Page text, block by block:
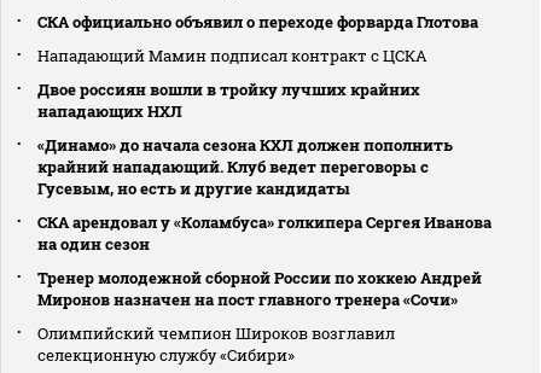
СКА официально объявил о переходе форварда Глотова
Нападающий Мамин подписал контракт с ЦСКА
Двое россиян вошли в тройку лучших крайних
нападающих НХЛ
«Динамо» до начала сезона КХЛ должен пополнить
крайний нападающий. Клуб ведет переговоры с
Гусевым, но есть и другие кандидаты
СКА арендовал у «Коламбуса» голкипера Сергея Иванова
на один сезон
Тренер молодежной сборной России по хоккею Андрей
Миронов назначен на пост главного тренера «Сочи»
Олимпийский чемпион Широков возглавил
селекционную службу «Сибири»